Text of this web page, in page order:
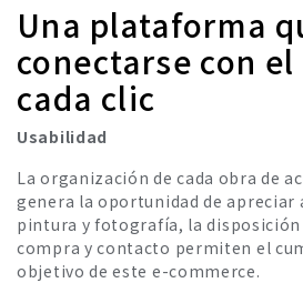
Una plataforma
conectarse con
cada clic
Usabilidad
La organización de cada obra de
genera la oportunidad de apreciar
pintura y fotografía, la disposición
compra y contacto permiten el
objetivo de este e-commerce.